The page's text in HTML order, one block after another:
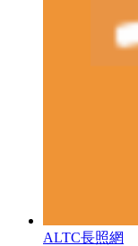
ALTC長照網